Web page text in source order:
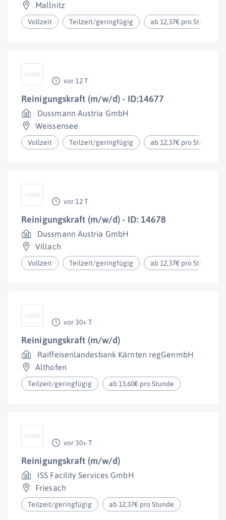
Mallnitz
Vollzeit Teilzeit/geringfügig ab 12,37€ pro Stunde
vor 12 T
Reinigungskraft (m/w/d) - ID:14677
Dussmann Austria GmbH
Weissensee
Vollzeit Teilzeit/geringfügig ab 12,37€ pro Stunde
vor 12 T
Reinigungskraft (m/w/d) - ID: 14678
Dussmann Austria GmbH
Villach
Vollzeit Teilzeit/geringfügig ab 12,37€ pro Stunde
vor 30+ T
Reinigungskraft (m/w/d)
Raiffeisenlandesbank Kärnten regGenmbH
Althofen
Teilzeit/geringfügig ab 13,60€ pro Stunde
vor 30+ T
Reinigungskraft (m/w/d)
ISS Facility Services GmbH
Friesach
Teilzeit/geringfügig ab 12,37€ pro Stunde